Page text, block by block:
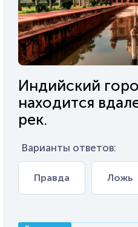
Индийский
находится
рек.
Варианты ответов:
Правда Ложь